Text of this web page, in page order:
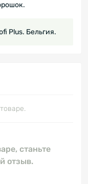
Plus. Бельгия.
станьте
отзыв.